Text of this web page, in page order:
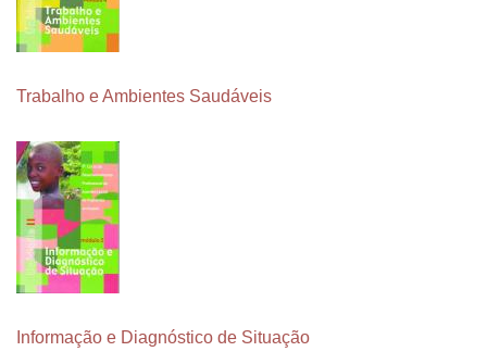
Trabalho e Ambientes Saudáveis
Informação e Diagnóstico de Situação